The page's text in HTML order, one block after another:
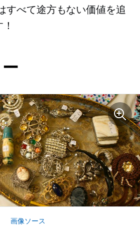
すべて途方もない価値を追
画像ソース